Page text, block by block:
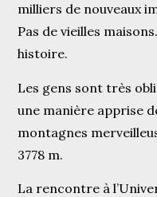
milliers de nouveaux
Pas de vieilles
histoire.
Les gens sont très
une manière apprise
montagnes
3778 m.
La rencontre à